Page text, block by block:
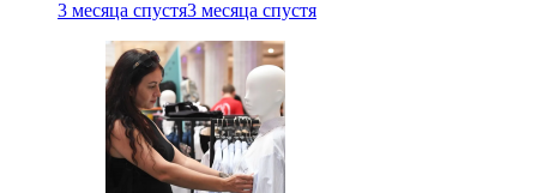
3 месяца спустя3 месяца спустя